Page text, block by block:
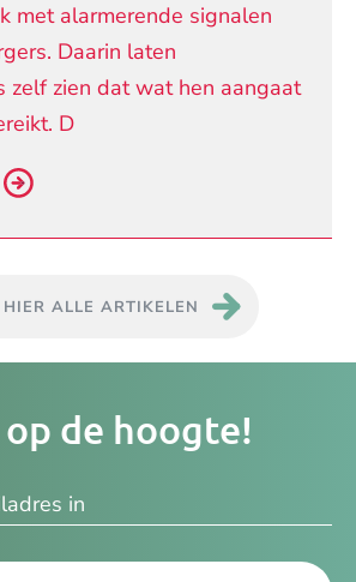
met alarmerende signalen
Daarin laten
zelf zien dat wat hen aangaat
D
HIER ALLE ARTIKELEN
de hoogte!